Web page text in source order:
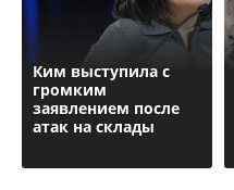
Ким выступила с
громким
заявлением после
атак на склады